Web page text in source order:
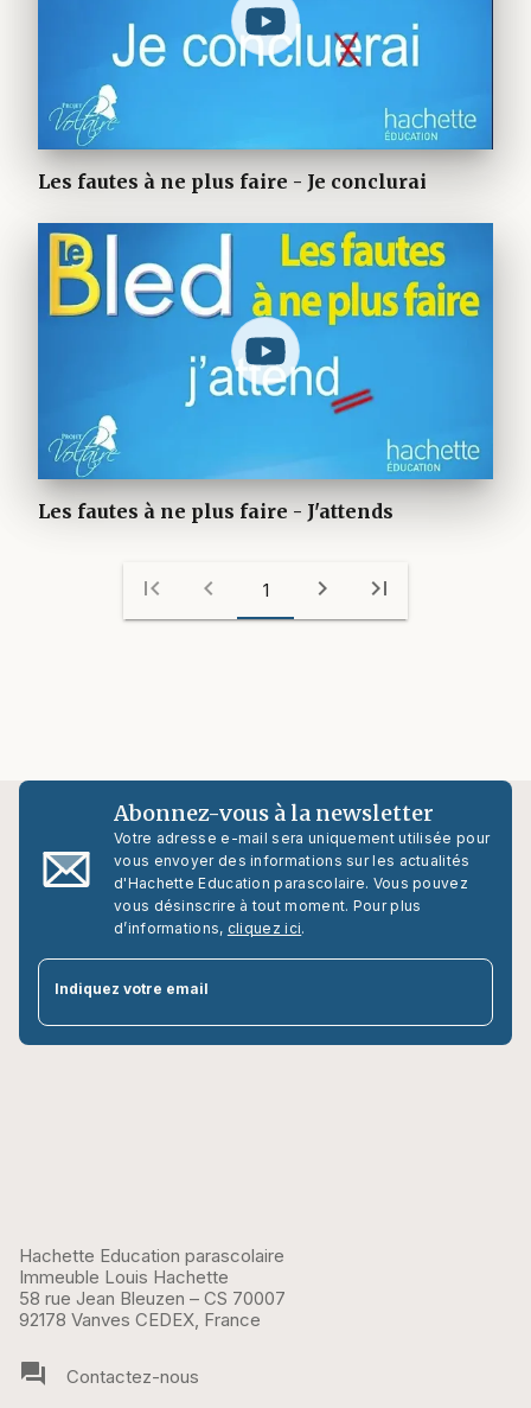
Les fautes à ne plus faire - Je conclurai
Les fautes à ne plus faire - J'attends
first_page chevron_left 1 chevron_right last_page
Abonnez-vous à la newsletter
Votre adresse e-mail sera uniquement utilisée pour
vous envoyer des informations sur les actualités
d'Hachette Education parascolaire. Vous pouvez
vous désinscrire à tout moment. Pour plus
d’informations, cliquez ici.
Indiquez votre email
Hachette Education parascolaire
Immeuble Louis Hachette
58 rue Jean Bleuzen – CS 70007
92178 Vanves CEDEX, France
question_answer Contactez-nous